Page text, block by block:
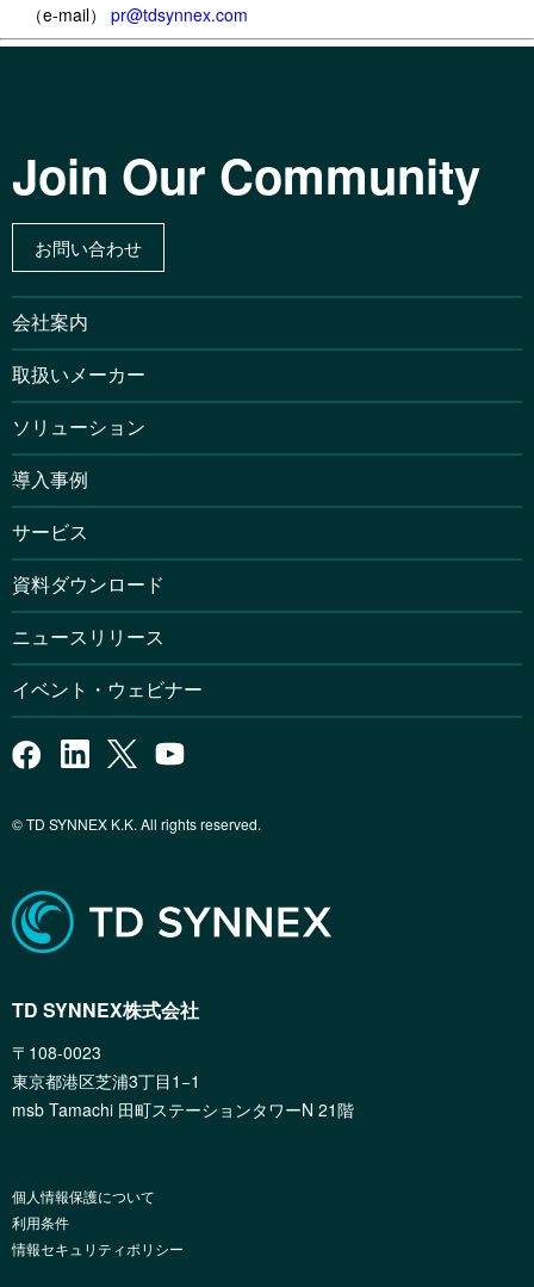
（e-mail）pr@tdsynnex.com
Join Our Community
お問い合わせ
会社案内
取扱いメーカー
ソリューション
導入事例
サービス
資料ダウンロード
ニュースリリース
イベント・ウェビナー
© TD SYNNEX K.K. All rights reserved.
TD SYNNEX株式会社
〒108-0023
東京都港区芝浦3丁目1−1
msb Tamachi 田町ステーションタワーN 21階
個人情報保護について
利用条件
情報セキュリティポリシー